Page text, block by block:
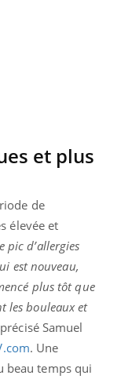
et plus
de
élevée et
pic d’allergies
est nouveau,
plus tôt que
les bouleaux et
Samuel
. Une
beau temps qui